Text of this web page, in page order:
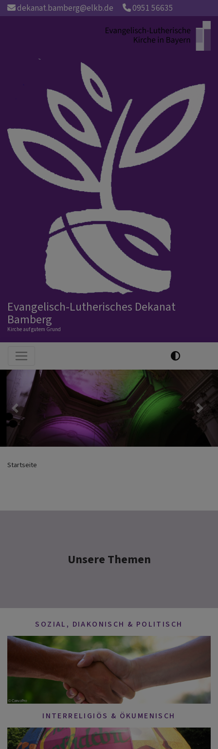
Direktdekanat.bamberg@elkb.de 0951 56635
Evangelisch-Lutherisches Dekanat
Bamberg
Kirche auf gutem Grund
Hauptnavigation
Previous Next
Startseite
Unsere Themen
SOZIAL, DIAKONISCH & POLITISCH
INTERRELIGIÖS & ÖKUMENISCH